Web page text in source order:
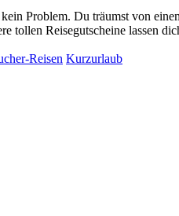
kein Problem. Du träumst von
tollen Reisegutscheine lassen
Reisen Kurzurlaub